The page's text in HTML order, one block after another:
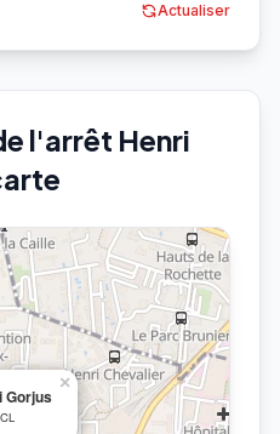
Actualiser
l'arrêt Henri
Gorjus
×